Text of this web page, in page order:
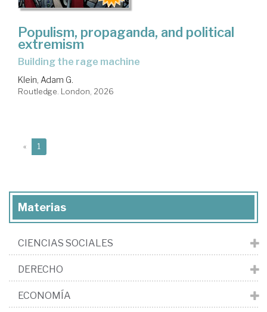
Populism, propaganda, and political
extremism
building the rage machine
Klein, Adam G.
Routledge. London, 2026
« 1
Materias
CIENCIAS SOCIALES
DERECHO
ECONOMÍA